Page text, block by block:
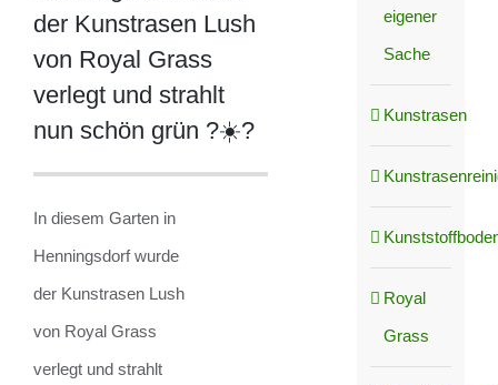
der Kunstrasen Lush
von Royal Grass
verlegt und strahlt
nun schön grün ?☀️?
In diesem Garten in
Henningsdorf wurde
der Kunstrasen Lush
von Royal Grass
verlegt und strahlt
eigener
Sache
Kunstrasen
Royal
Grass